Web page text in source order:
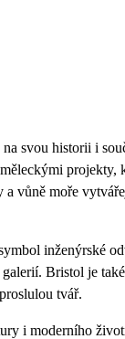
svou historii i
vůně moře
inženýrské
Bristol je
tvář.
i moderního